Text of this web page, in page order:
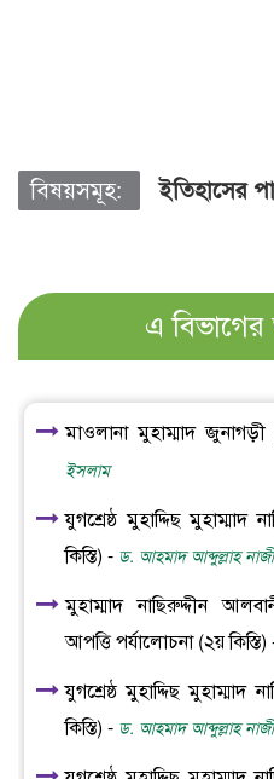
বিষয়সমূহ: ইতিহাসের
এ
মাওলানা মুহাম্মাদ
ইসলাম
যুগশ্রেষ্ঠ মুহাদ্দিছ মুহাম্মাদ
কিস্তি) - ড. আহমাদ আব্দুল্লাহ
মুহাম্মাদ নাছিরুদ্দীন
আপত্তি পর্যালোচনা (২য় কিস্তি)
যুগশ্রেষ্ঠ মুহাদ্দিছ মুহাম্মাদ
কিস্তি) - ড. আহমাদ আব্দুল্লাহ